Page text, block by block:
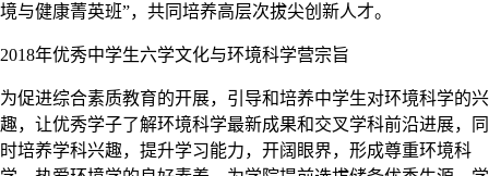
境与健康菁英班”，共同培养高层次拔尖创新人才。
2018年优秀中学生六学文化与环境科学营宗旨
为促进综合素质教育的开展，引导和培养中学生对环境科学的兴
趣，让优秀学子了解环境科学最新成果和交叉学科前沿进展，同
时培养学科兴趣，提升学习能力，开阔眼界，形成尊重环境科